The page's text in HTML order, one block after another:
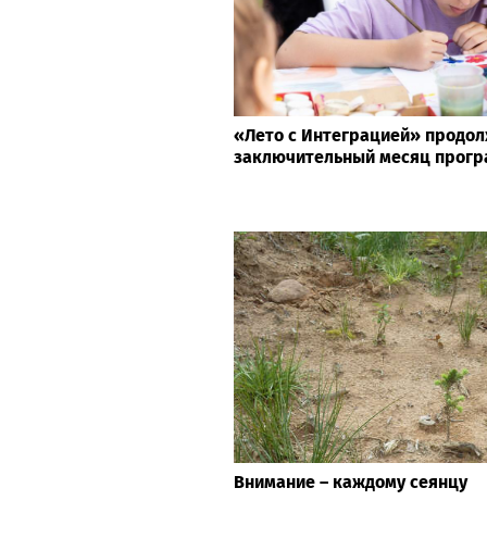
«Лето с Интеграцией»
заключительный месяц
Внимание – каждому сеянцу